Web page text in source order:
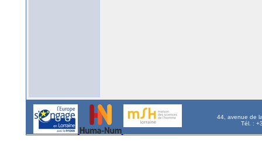
44, avenue de
Tél. :